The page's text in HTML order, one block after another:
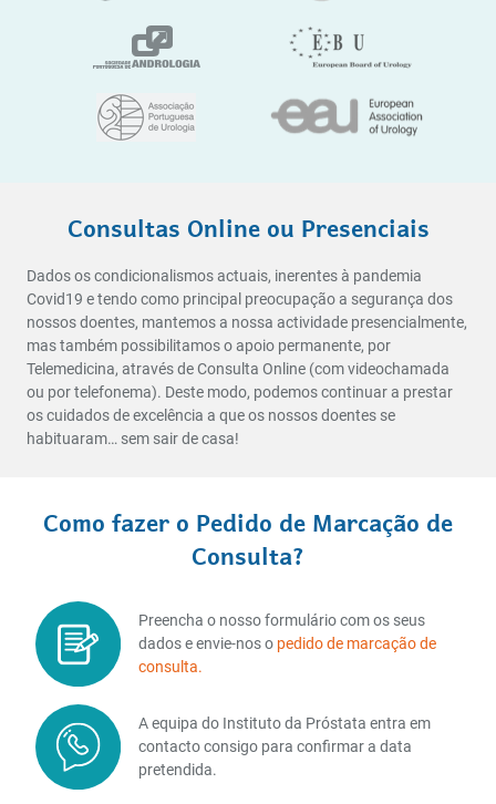
Consultas Online ou Presenciais
Dados os condicionalismos actuais, inerentes à pandemia
Covid19 e tendo como principal preocupação a segurança dos
nossos doentes, mantemos a nossa actividade presencialmente,
mas também possibilitamos o apoio permanente, por
Telemedicina, através de Consulta Online (com videochamada
ou por telefonema). Deste modo, podemos continuar a prestar
os cuidados de excelência a que os nossos doentes se
habituaram… sem sair de casa!
Como fazer o Pedido de Marcação de
Consulta?
Preencha o nosso formulário com os seus
dados e envie-nos o pedido de marcação de
consulta.
A equipa do Instituto da Próstata entra em
contacto consigo para confirmar a data
pretendida.